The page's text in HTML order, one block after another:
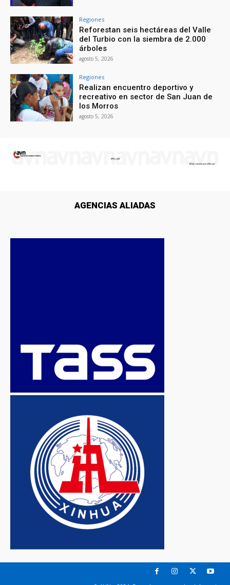
Regiones
Reforestan seis hectáreas del Valle
del Turbio con la siembra de 2.000
árboles
agosto 5, 2026
Regiones
Realizan encuentro deportivo y
recreativo en sector de San Juan de
los Morros
agosto 5, 2026
AGENCIAS ALIADAS